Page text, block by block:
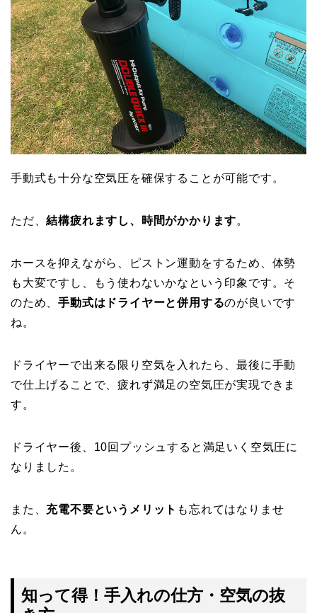
手動式も十分な空気圧を確保することが可能です。
ただ、結構疲れますし、時間がかかります。
ホースを抑えながら、ピストン運動をするため、体勢
も大変ですし、もう使わないかなという印象です。そ
のため、手動式はドライヤーと併用するのが良いです
ね。
ドライヤーで出来る限り空気を入れたら、最後に手動
で仕上げることで、疲れず満足の空気圧が実現できま
す。
ドライヤー後、10回プッシュすると満足いく空気圧に
なりました。
また、 充電不要というメリット も忘れてはなりませ
ん。
知って得！手入れの仕方・空気の抜